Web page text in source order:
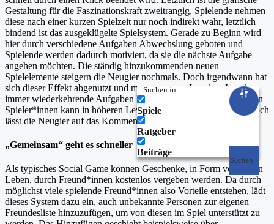
Suchen
Suchen in
Spiele
Ratgeber
Beiträge
Gestaltung für die Faszinationskraft zweitrangig, Spielende nehmen
diese nach einer kurzen Spielzeit nur noch indirekt wahr, letztlich
bindend ist das ausgeklügelte Spielsystem. Gerade zu Beginn wird
hier durch verschiedene Aufgaben Abwechslung geboten und
Spielende werden dadurch motiviert, da sie die nächste Aufgabe
angehen möchten. Die ständig hinzukommenden neuen
Spielelemente steigern die Neugier nochmals. Doch irgendwann hat
sich dieser Effekt abgenutzt und man muss von Level zu Level
immer wiederkehrende Aufgaben lösen. Der Vergleich mit anderen
Spieler*innen kann in höheren Leveln zwar noch motivieren, jedoch
lässt die Neugier auf das Kommende merklich nach.
„Gemeinsam“ geht es schneller
Als typisches Social Game können Geschenke, in Form von neuen
Leben, durch Freund*innen kostenlos vergeben werden. Da durch
möglichst viele spielende Freund*innen also Vorteile entstehen, lädt
dieses System dazu ein, auch unbekannte Personen zur eigenen
Freundesliste hinzuzufügen, um von diesen im Spiel unterstützt zu